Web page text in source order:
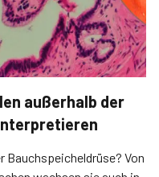
außerhalb der
Bauchspeicheldrüse? Von